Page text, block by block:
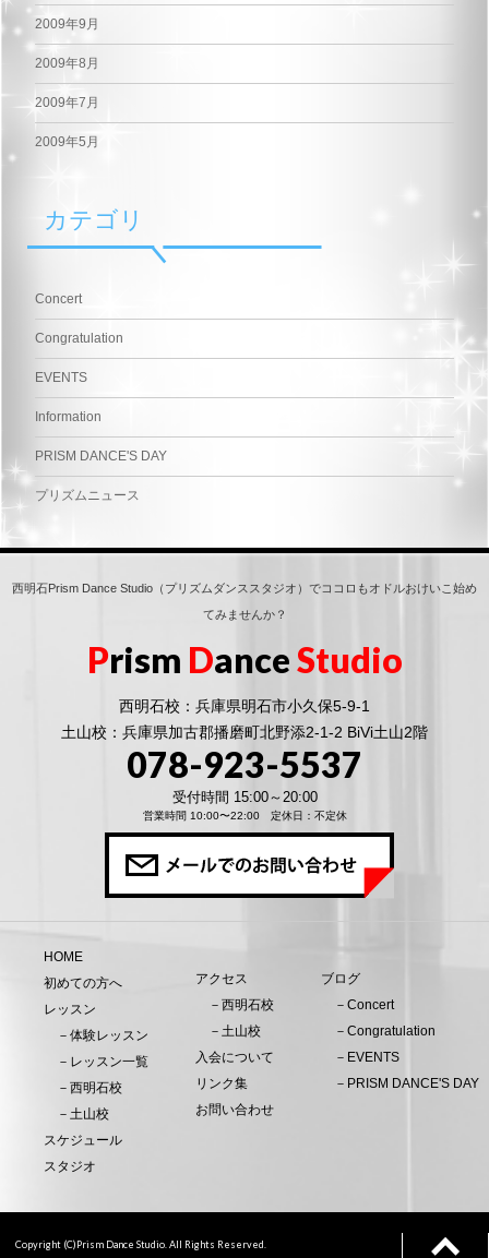
2009年9月
2009年8月
2009年7月
2009年5月
カテゴリ
Concert
Congratulation
EVENTS
Information
PRISM DANCE'S DAY
プリズムニュース
西明石Prism Dance Studio（プリズムダンススタジオ）でココロもオドルおけいこ始め
てみませんか？
Prism DanceStudio
西明石校：兵庫県明石市小久保5-9-1
土山校：兵庫県加古郡播磨町北野添2-1-2 BiVi土山2階
078-923-5537
受付時間 15:00～20:00
営業時間 10:00〜22:00 定休日：不定休
HOME
初めての方へ
レッスン
－体験レッスン
－レッスン一覧
－西明石校
－土山校
スケジュール
スタジオ
アクセス
－西明石校
－土山校
入会について
リンク集
お問い合わせ
ブログ
－Concert
－Congratulation
－EVENTS
－PRISM DANCE'S DAY
Copyright (C)Prism Dance Studio. All Rights Reserved.